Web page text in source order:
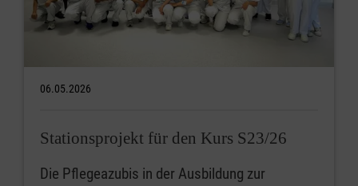
06.05.2026
Stationsprojekt für den Kurs S23/26
Die Pflegeazubis in der Ausbildung zur